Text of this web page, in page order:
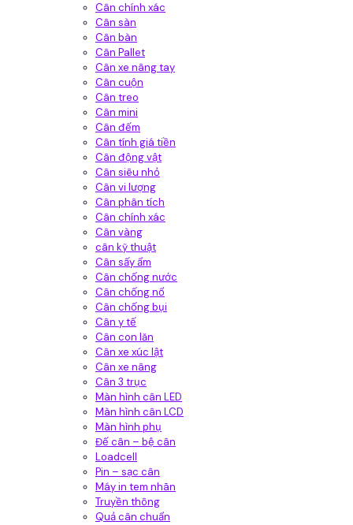
Cân chính xác
Cân sàn
Cân bàn
Cân Pallet
Cân xe nâng tay
Cân cuộn
Cân treo
Cân mini
Cân đếm
Cân tính giá tiền
Cân động vật
Cân siêu nhỏ
Cân vi lượng
Cân phân tích
Cân chính xác
Cân vàng
cân kỹ thuật
Cân sấy ẩm
Cân chống nước
Cân chống nổ
Cân chống bụi
Cân y tế
Cân con lăn
Cân xe xúc lật
Cân xe nâng
Cân 3 trục
Màn hình cân LED
Màn hình cân LCD
Màn hình phụ
Đế cân – bệ cân
Loadcell
Pin – sạc cân
Máy in tem nhãn
Truyền thông
Quả cân chuẩn